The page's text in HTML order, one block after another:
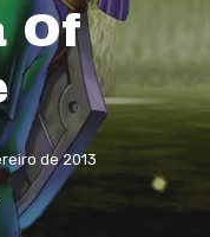
Of
de 2013